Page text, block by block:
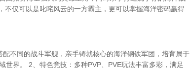
不仅可以是叱咤风云的一方霸主，更可以掌握海洋密码赢得
不同的战斗军舰，亲手铸就核心的海洋钢铁军团，培育属于
世界。 2、特色竞技：多种PVP、PVE玩法丰富多彩，满足